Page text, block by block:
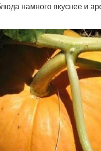
намного вкуснее и